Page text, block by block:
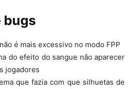
bugs
é mais excessivo no modo FPP
do efeito do sangue não aparecer
jogadores
que fazia com que silhuetas de